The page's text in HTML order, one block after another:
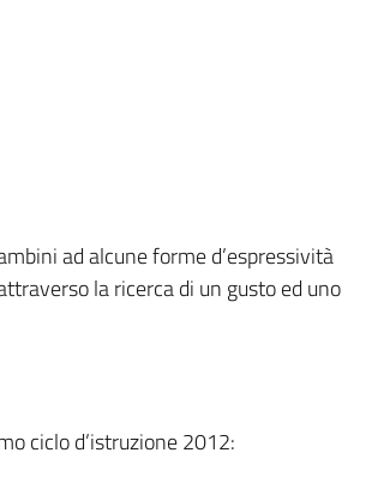
ad alcune forme d’espressività
la ricerca di un gusto ed uno
ciclo d’istruzione 2012: